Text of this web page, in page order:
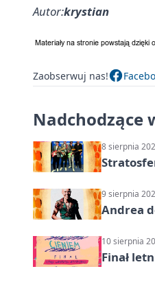
Autor:krystian
Zaobserwuj nas!
Nadchodzące
8 sierpnia
9 sierpnia
Andrea
10 sierpnia
Finał